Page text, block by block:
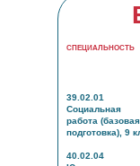
39.02.01
Социальная
работа (базовая
подготовка), 9
40.02.04
СПЕЦИАЛЬНОСТЬ